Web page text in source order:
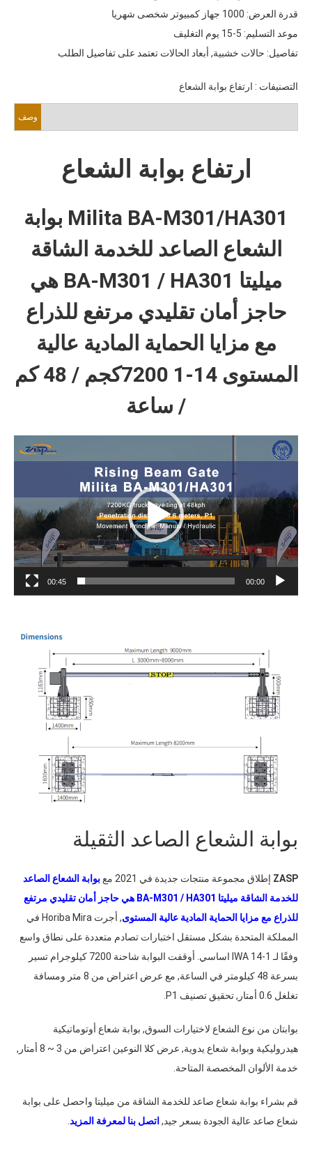
قدرة العرض: 1000 جهاز كمبيوتر شخصى شهريا
موعد التسليم: 5-15 يوم التغليف
تفاصيل: حالات خشبية, أبعاد الحالات تعتمد على تفاصيل الطلب
التصنيفات : ارتفاع بوابة الشعاع
وصف
ارتفاع بوابة الشعاع
Milita BA-M301/HA301 بوابة
الشعاع الصاعد للخدمة الشاقة
ميليتا BA-M301 / HA301 هي
حاجز أمان تقليدي مرتفع للذراع
مع مزايا الحماية المادية عالية
المستوى 14-1 7200كجم / 48 كم
/ ساعة
Video
Player
00:00
00:45
بوابة الشعاع الصاعد الثقيلة
ZASP إطلاق مجموعة منتجات جديدة في 2021 مع
بوابة الشعاع الصاعد
للخدمة الشاقة ميليتا BA-M301 / HA301 هي حاجز أمان تقليدي مرتفع
للذراع مع مزايا الحماية المادية عالية المستوى
, أجرت Horiba Mira في
المملكة المتحدة بشكل مستقل اختبارات تصادم متعددة على نطاق واسع
وفقًا لـ IWA 14-1 اساسي. أوقفت البوابة شاحنة 7200 كيلوجرام تسير
بسرعة 48 كيلومتر في الساعة, مع عرض اعتراض من 8 متر ومسافة
تغلغل 0.6 أمتار, تحقيق تصنيف P1.
بوابتان من نوع الشعاع لاختيارات السوق, بوابة شعاع أوتوماتيكية
هيدروليكية وبوابة شعاع يدوية, عرض كلا النوعين اعتراض من 3 ~ 8 أمتار,
خدمة الألوان المخصصة المتاحة.
قم بشراء بوابة شعاع صاعد للخدمة الشاقة من ميليتا واحصل على بوابة
شعاع صاعد عالية الجودة بسعر جيد, اتصل بنا لمعرفة المزيد